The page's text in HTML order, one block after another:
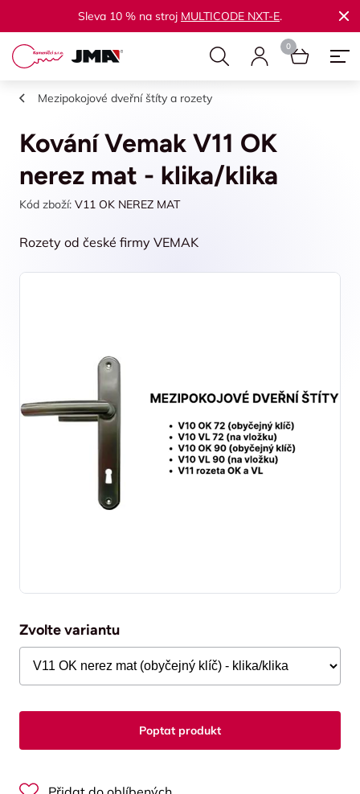
Sleva 10 % na stroj MULTICODE NXT-E.
Mezipokojové dveřní štíty a rozety
Kování Vemak V11 OK
nerez mat - klika/klika
Kód zboží: V11 OK NEREZ MAT
Rozety od české firmy VEMAK
Zvolte variantu
Poptat produkt